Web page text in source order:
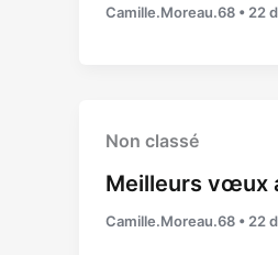
Camille.Moreau.68 • 22
Non classé
Meilleurs vœux
Camille.Moreau.68 • 22